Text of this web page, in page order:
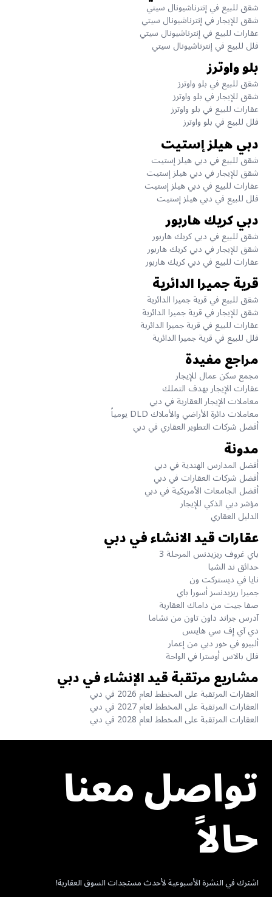
شقق للبيع في إنترناشيونال سيتي
شقق للإيجار في إنترناشيونال سيتي
عقارات للبيع في إنترناشيونال سيتي
فلل للبيع في إنترناشيونال سيتي
بلو واوترز
شقق للبيع في بلو واوترز
شقق للإيجار في بلو واوترز
عقارات للبيع في بلو واوترز
فلل للبيع في بلو واوترز
دبي هيلز إستيت
شقق للبيع في دبي هيلز إستيت
شقق للإيجار في دبي هيلز إستيت
عقارات للبيع في دبي هيلز إستيت
فلل للبيع في دبي هيلز إستيت
دبي كريك هاربور
شقق للبيع في دبي كريك هاربور
شقق للإيجار في دبي كريك هاربور
عقارات للبيع في دبي كريك هاربور
قرية جميرا الدائرية
شقق للبيع في قرية جميرا الدائرية
شقق للإيجار في قرية جميرا الدائرية
عقارات للبيع في قرية جميرا الدائرية
فلل للبيع في قرية جميرا الدائرية
مراجع مفيدة
مجمع سكن عمال للإيجار
عقارات الإيجار بهدف التملك
معاملات الإيجار العقارية في دبي
معاملات دائرة الأراضي والأملاك DLD يومياً
أفضل شركات التطوير العقاري في دبي
مدونة
أفضل المدارس الهندية في دبي
أفضل شركات العقارات في دبي
أفضل الجامعات الأمريكية في دبي
مؤشر دبي الذكي للإيجار
الدليل العقاري
عقارات قيد الانشاء في دبي
باي غروف ريزيدنس المرحلة 3
حدائق ند الشبا
نايا في ديستركت ون
جميرا ريزيدنسز أسورا باي
صفا جيت من داماك العقارية
آدرس جراند داون تاون من نشاما
دي آي إف سي هايتس
ألبيرو في خور دبي من إعمار
فلل بالاس أوسترا في الواحة
مشاريع مرتقبة قيد الإنشاء في دبي
العقارات المرتقبة على المخطط لعام 2026 في دبي
العقارات المرتقبة على المخطط لعام 2027 في دبي
العقارات المرتقبة على المخطط لعام 2028 في دبي
تواصل معنا
حالاً
اشترك في النشرة الأسبوعية لأحدث مستجدات السوق العقارية!